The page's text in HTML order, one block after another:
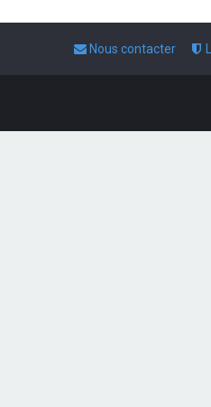
Nous contacter